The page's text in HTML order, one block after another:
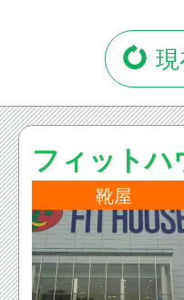
フィットハ
靴屋